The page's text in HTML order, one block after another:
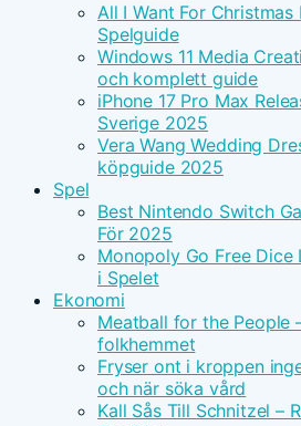
All I Want For Christmas
Spelguide
Windows 11 Media
och komplett guide
iPhone 17 Pro Max
Sverige 2025
Vera Wang Wedding
köpguide 2025
Spel
Best Nintendo Switch
För 2025
Monopoly Go Free Dice
i Spelet
Ekonomi
Meatball for the People
folkhemmet
Fryser ont i kroppen
och när söka vård
Kall Sås Till Schnitzel –